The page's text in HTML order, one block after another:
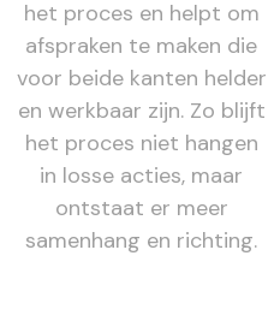
het proces en helpt om
afspraken te maken die
voor beide kanten helder
en werkbaar zijn. Zo blijft
het proces niet hangen
in losse acties, maar
ontstaat er meer
samenhang en richting.